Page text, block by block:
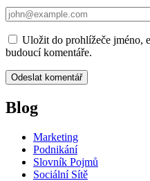
Uložit do prohlížeče jméno,
budoucí komentáře.
Blog
Marketing
Podnikání
Slovník Pojmů
Sociální Sítě